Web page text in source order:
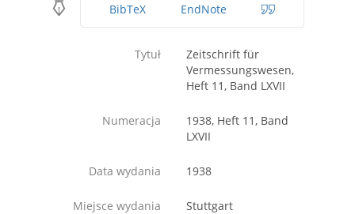
BibTeX EndNote
Tytuł
Zeitschrift für
Vermessungswesen,
Heft 11, Band LXVII
Numeracja
1938, Heft 11, Band
LXVII
Data wydania 1938
Miejsce wydania Stuttgart